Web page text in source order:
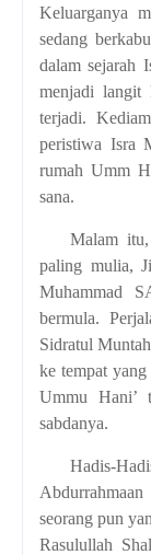
Keluarganya
sedang
dalam sejarah
menjadi langit
terjadi.
peristiwa Isra
rumah Umm
sana.
Malam
paling mulia,
Muhammad
bermula.
Sidratul
ke tempat
Ummu Hani’
sabdanya.
Hadis-
seorang pun
Rasulullah